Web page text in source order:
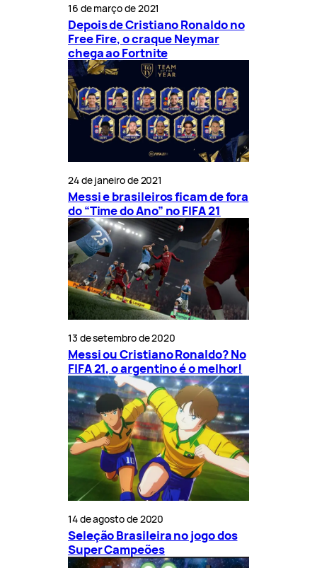
16 de março de 2021
Depois de Cristiano Ronaldo no
Free Fire, o craque Neymar
chega ao Fortnite
24 de janeiro de 2021
Messi e brasileiros ficam de fora
do “Time do Ano” no FIFA 21
13 de setembro de 2020
Messi ou Cristiano Ronaldo? No
FIFA 21, o argentino é o melhor!
14 de agosto de 2020
Seleção Brasileira no jogo dos
Super Campeões